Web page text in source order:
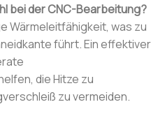
bei der CNC-Bearbeitung?
Wärmeleitfähigkeit, was zu
führt. Ein effektiver
die Hitze zu
zu vermeiden.